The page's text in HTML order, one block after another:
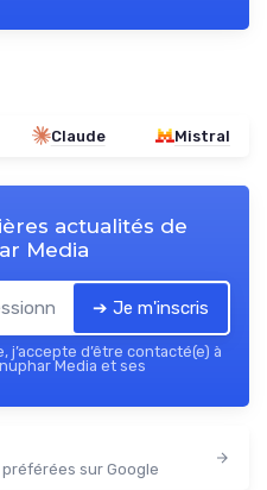
Claude Mistral
actualités de
Media
➔ Je m'inscris
d’être contacté(e) à
Media et ses
sur Google